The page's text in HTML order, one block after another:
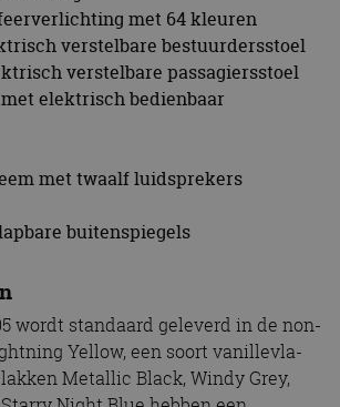
met 64 kleuren
verstelbare bestuurdersstoel
verstelbare passagiersstoel
elektrisch bedienbaar
met twaalf luidsprekers
buitenspiegels
wordt standaard geleverd in de non-
Yellow, een soort vanillevla-
Metallic Black, Windy Grey,